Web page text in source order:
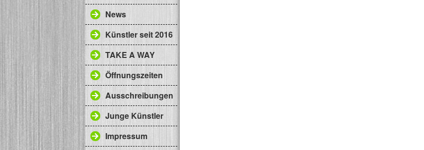
News
Künstler seit 2016
TAKE A WAY
Öffnungszeiten
Ausschreibungen
Junge Künstler
Impressum